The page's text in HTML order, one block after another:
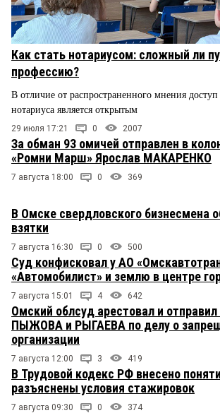
Как стать нотариусом: сложный ли
профессию?
В отличие от распространенного мнения
нотариуса является открытым
29 июля 17:21 0 2007
За обман 93 омичей отправлен в
«Ромни Марш» Ярослав МАКАРЕНКО
7 августа 18:00 0 369
В Омске свердловского бизнесмена
взятки
7 августа 16:30 0 500
Суд конфисковал у АО
«Автомобилист» и землю в центре
7 августа 15:01 4 642
Омский облсуд арестовал и
ПЫЖОВА и РЫГАЕВА по делу о
организации
7 августа 12:00 3 419
В Трудовой кодекс РФ внесено
разъяснены условия стажировок
7 августа 09:30 0 374